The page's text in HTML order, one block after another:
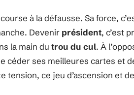
à la défausse. Sa force,
Devenir président, c’est
la main du trou du cul. À
céder ses meilleures cartes et
tension, ce jeu d’ascension et